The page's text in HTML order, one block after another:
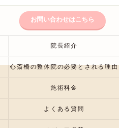
お問い合わせはこちら
院長紹介
心斎橋の整体院の必要とされる理由
施術料金
よくある質問